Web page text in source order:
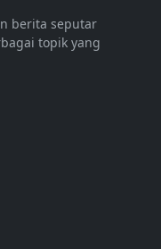
berita seputar
topik yang